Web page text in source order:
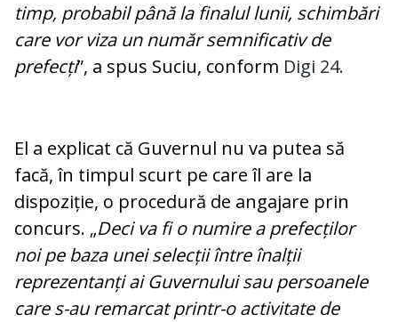
timp, probabil până la finalul lunii, schimbări
care vor viza un număr semnificativ de
prefecți”, a spus Suciu, conform Digi 24.
El a explicat că Guvernul nu va putea să
facă, în timpul scurt pe care îl are la
dispoziție, o procedură de angajare prin
concurs. „Deci va fi o numire a prefecților
noi pe baza unei selecții între înalții
reprezentanți ai Guvernului sau persoanele
care s-au remarcat printr-o activitate de